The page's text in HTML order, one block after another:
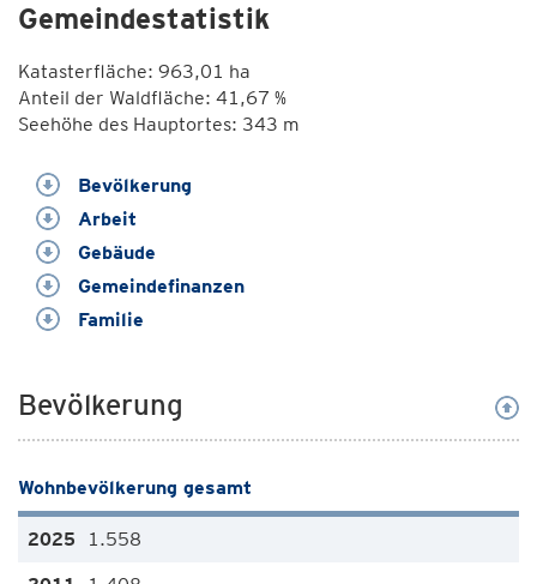
Gemeindestatistik
Katasterfläche: 963,01 ha
Anteil der Waldfläche: 41,67 %
Seehöhe des Hauptortes: 343 m
Bevölkerung
Arbeit
Gebäude
Gemeindefinanzen
Familie
Bevölkerung
Wohnbevölkerung gesamt
1.558